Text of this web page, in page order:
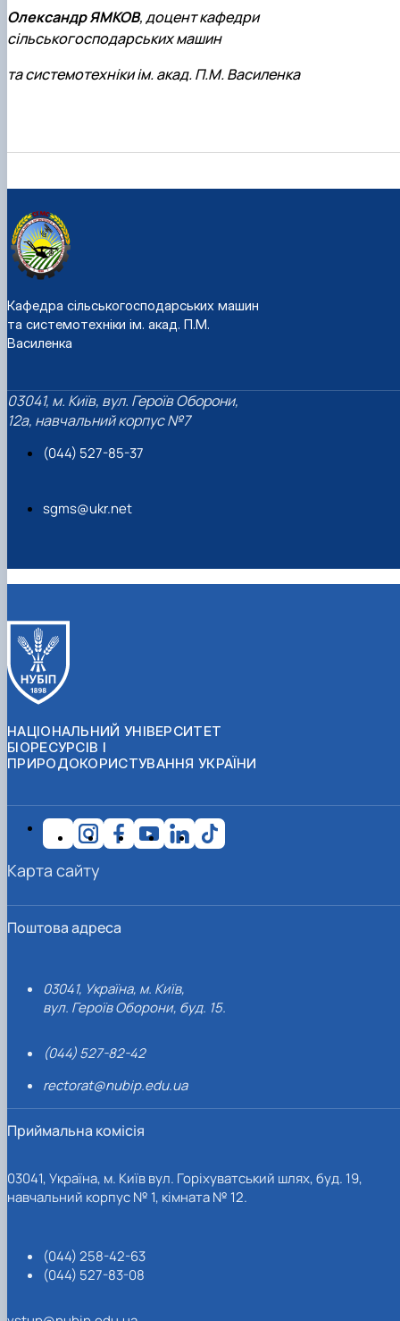
Олександр ЯМКОВ, доцент кафедри
сільськогосподарських машин
та системотехніки ім. акад. П.М. Василенка
Кафедра сільськогосподарських машин
та системотехніки ім. акад. П.М.
Василенка
03041, м. Київ, вул. Героїв Оборони,
12а, навчальний корпус №7
(044) 527-85-37
sgms@ukr.net
НАЦІОНАЛЬНИЙ УНІВЕРСИТЕТ
БІОРЕСУРСІВ І
ПРИРОДОКОРИСТУВАННЯ УКРАЇНИ
Поштова адреса
03041, Україна, м. Київ,
вул. Героїв Оборони, буд. 15.
(044) 527-82-42
rectorat@nubip.edu.ua
Приймальна комісія
03041, Україна, м. Київ вул. Горіхуватський шлях, буд. 19,
навчальний корпус № 1, кімната № 12.
(044) 258-42-63
(044) 527-83-08
Карта сайту